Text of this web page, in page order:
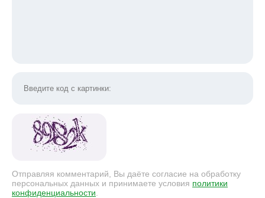
Отправляя комментарий, Вы даёте согласие на обработку
персональных данных и принимаете условия политики
конфиденциальности